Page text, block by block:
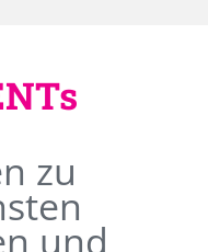
zu
und